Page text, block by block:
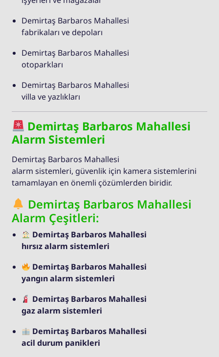
Demirtaş Barbaros Mahallesi
fabrikaları ve depoları
Demirtaş Barbaros Mahallesi
otoparkları
Demirtaş Barbaros Mahallesi
villa ve yazlıkları
Demirtaş Barbaros Mahallesi
Alarm Sistemleri
Demirtaş Barbaros Mahallesi
alarm sistemleri, güvenlik için kamera sistemlerini
tamamlayan en önemli çözümlerden biridir.
Demirtaş Barbaros Mahallesi
Alarm Çeşitleri:
Demirtaş Barbaros Mahallesi
hırsız alarm sistemleri
Demirtaş Barbaros Mahallesi
yangın alarm sistemleri
Demirtaş Barbaros Mahallesi
gaz alarm sistemleri
Demirtaş Barbaros Mahallesi
acil durum panikleri